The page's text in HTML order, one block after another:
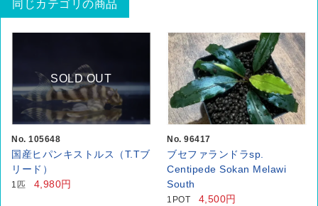
同じカテゴリの商品
SOLD OUT
No. 105648
国産ヒパンキストルス（T.Tブ
リード）
1匹 4,980円
No. 96417
ブセファランドラsp.
Centipede Sokan Melawi
South
1POT 4,500円